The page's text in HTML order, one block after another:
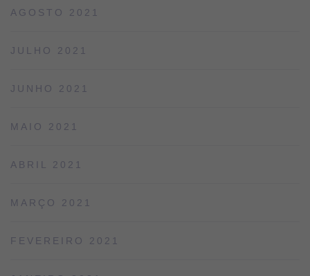
AGOSTO 2021
JULHO 2021
JUNHO 2021
MAIO 2021
ABRIL 2021
MARÇO 2021
FEVEREIRO 2021